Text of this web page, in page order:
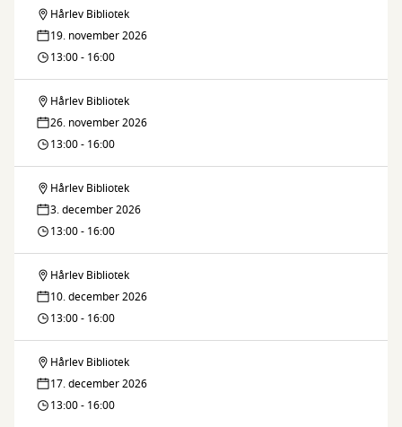
-
i
Hårlev
til
biblioteksbøgerne
-
i
Hårlev
Vi
laver
til
biblioteksbøgerne
-
i
Hårlev
Hårlev Bibliotek
19. november 2026
13:00 - 16:00
Vi
laver
til
biblioteksbøgerne
-
i
Hårlev
Hårlev Bibliotek
26. november 2026
13:00 - 16:00
Vi
laver
til
biblioteksbøgerne
-
i
Hårlev Bibliotek
3. december 2026
13:00 - 16:00
Vi
laver
til
biblioteksbøgerne
Hårlev Bibliotek
10. december 2026
13:00 - 16:00
Vi
laver
Hårlev Bibliotek
17. december 2026
13:00 - 16:00